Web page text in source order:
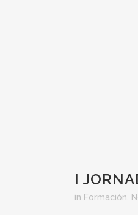
I
in Formación